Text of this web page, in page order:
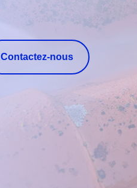
Contactez-nous